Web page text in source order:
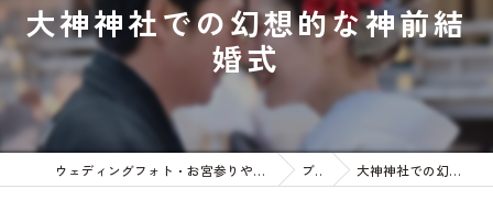
大神神社での幻想的な神前結
婚式
ウェディングフォト・お宮参りや七五三等のファミリーフォト ブログ 大神神社での幻想的な神前結婚式